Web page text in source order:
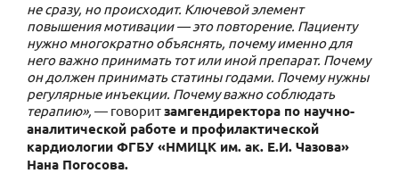
не сразу, но происходит. Ключевой элемент
повышения мотивации — это повторение. Пациенту
нужно многократно объяснять, почему именно для
него важно принимать тот или иной препарат. Почему
он должен принимать статины годами. Почему нужны
регулярные инъекции. Почему важно соблюдать
терапию», — говоритзамгендиректора по научно-
аналитической работе и профилактической
кардиологии ФГБУ «НМИЦК им. ак. Е.И. Чазова»
Нана Погосова.